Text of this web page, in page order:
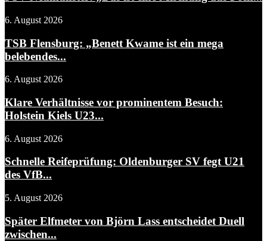
6. August 2026
TSB Flensburg: „Benett Kwame ist ein mega
belebendes...
6. August 2026
Klare Verhältnisse vor prominentem Besuch:
Holstein Kiels U23...
6. August 2026
Schnelle Reifeprüfung: Oldenburger SV fegt U21
des VfB...
5. August 2026
Später Elfmeter von Björn Lass entscheidet Duell
zwischen...